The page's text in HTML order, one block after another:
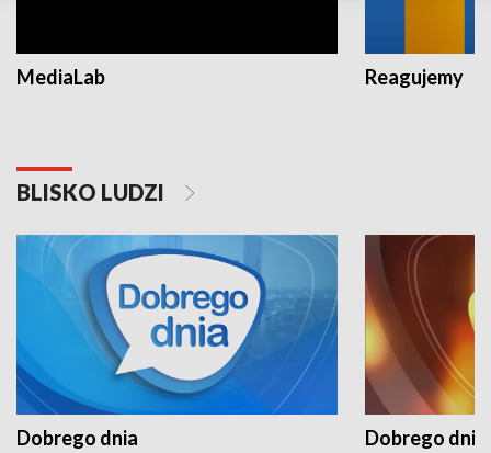
MediaLab Reagujemy
BLISKO LUDZI
Dobrego dnia Dobrego dnia